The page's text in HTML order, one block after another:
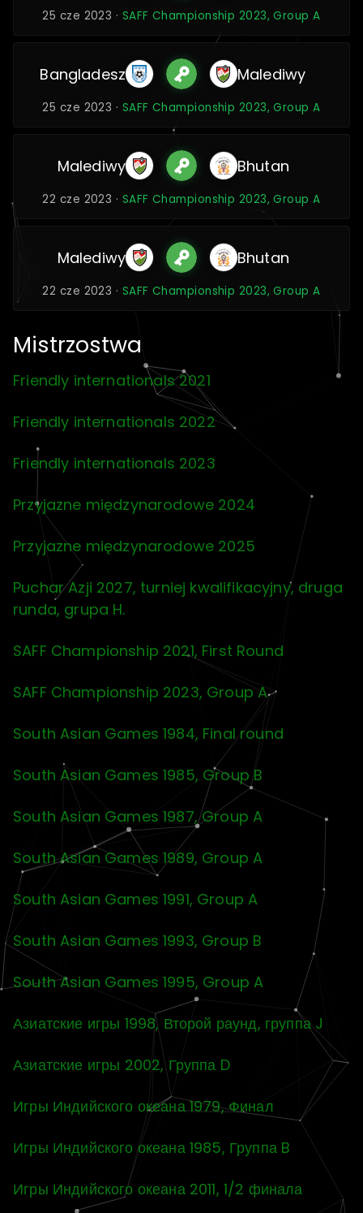
25 cze 2023 · SAFF Championship 2023, Group A
Bangladesz Malediwy
25 cze 2023 · SAFF Championship 2023, Group A
Malediwy Bhutan
22 cze 2023 · SAFF Championship 2023, Group A
Malediwy Bhutan
22 cze 2023 · SAFF Championship 2023, Group A
Mistrzostwa
Friendly internationals 2021
Friendly internationals 2022
Friendly internationals 2023
Przyjazne międzynarodowe 2024
Przyjazne międzynarodowe 2025
Puchar Azji 2027, turniej kwalifikacyjny, druga
runda, grupa H.
SAFF Championship 2021, First Round
SAFF Championship 2023, Group A
South Asian Games 1984, Final round
South Asian Games 1985, Group B
South Asian Games 1987, Group A
South Asian Games 1989, Group A
South Asian Games 1991, Group A
South Asian Games 1993, Group B
South Asian Games 1995, Group A
Азиатские игры 1998, Второй раунд, группа J
Азиатские игры 2002, Группа D
Игры Индийского океана 1979, Финал
Игры Индийского океана 1985, Группа B
Игры Индийского океана 2011, 1/2 финала